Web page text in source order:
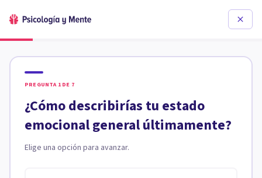
PREGUNTA 1 DE 7
¿Cómo describirías tu estado
emocional general últimamente?
Elige una opción para avanzar.